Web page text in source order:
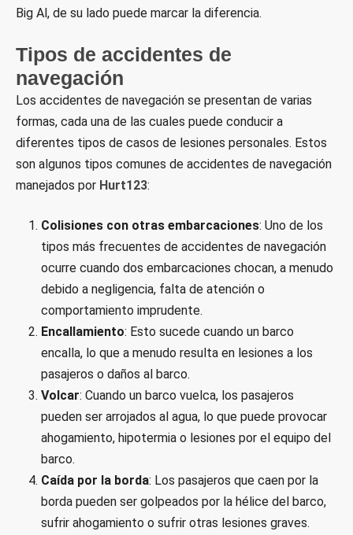
Big Al, de su lado puede marcar la diferencia.
Tipos de accidentes de
navegación
Los accidentes de navegación se presentan de varias
formas, cada una de las cuales puede conducir a
diferentes tipos de casos de lesiones personales. Estos
son algunos tipos comunes de accidentes de navegación
manejados por Hurt123:
Colisiones con otras embarcaciones: Uno de los
tipos más frecuentes de accidentes de navegación
ocurre cuando dos embarcaciones chocan, a menudo
debido a negligencia, falta de atención o
comportamiento imprudente.
Encallamiento: Esto sucede cuando un barco
encalla, lo que a menudo resulta en lesiones a los
pasajeros o daños al barco.
Volcar: Cuando un barco vuelca, los pasajeros
pueden ser arrojados al agua, lo que puede provocar
ahogamiento, hipotermia o lesiones por el equipo del
barco.
Caída por la borda: Los pasajeros que caen por la
borda pueden ser golpeados por la hélice del barco,
sufrir ahogamiento o sufrir otras lesiones graves.